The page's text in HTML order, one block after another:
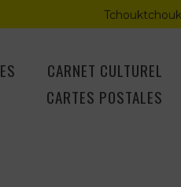
CARNET CULTUREL
CARTES POSTALES